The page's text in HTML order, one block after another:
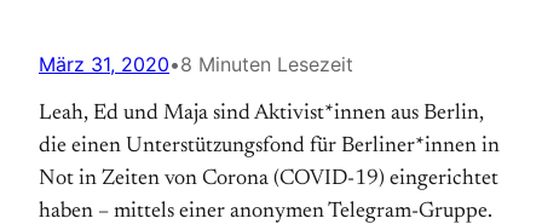
März 31, 2020•8 Minuten Lesezeit
Leah, Ed und Maja sind Aktivist*innen aus Berlin,
die einen Unterstützungsfond für Berliner*innen in
Not in Zeiten von Corona (COVID-19) eingerichtet
haben – mittels einer anonymen Telegram-Gruppe.